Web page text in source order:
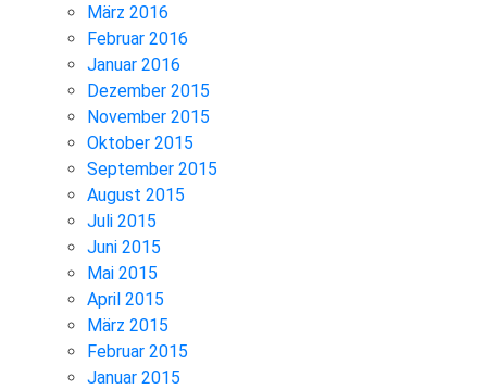
März 2016
Februar 2016
Januar 2016
Dezember 2015
November 2015
Oktober 2015
September 2015
August 2015
Juli 2015
Juni 2015
Mai 2015
April 2015
März 2015
Februar 2015
Januar 2015